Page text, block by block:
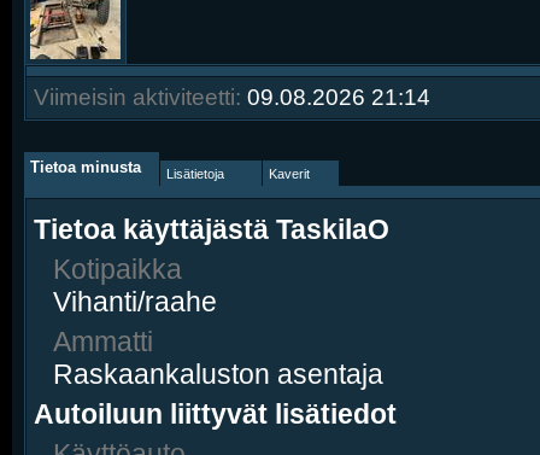
Viimeisin aktiviteetti: 09.08.2026 21:14
Tietoa minusta Lisätietoja Kaverit
Tietoa käyttäjästä TaskilaO
Kotipaikka
Vihanti/raahe
Ammatti
Raskaankaluston asentaja
Autoiluun liittyvät lisätiedot